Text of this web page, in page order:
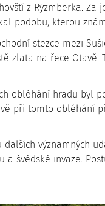
z Rýzmberka. Za
podobu, kterou
stezce mezi
zlata na řece Otavě.
obléhání hradu byl
při tomto obléhání
dalších významných
švédské invaze.